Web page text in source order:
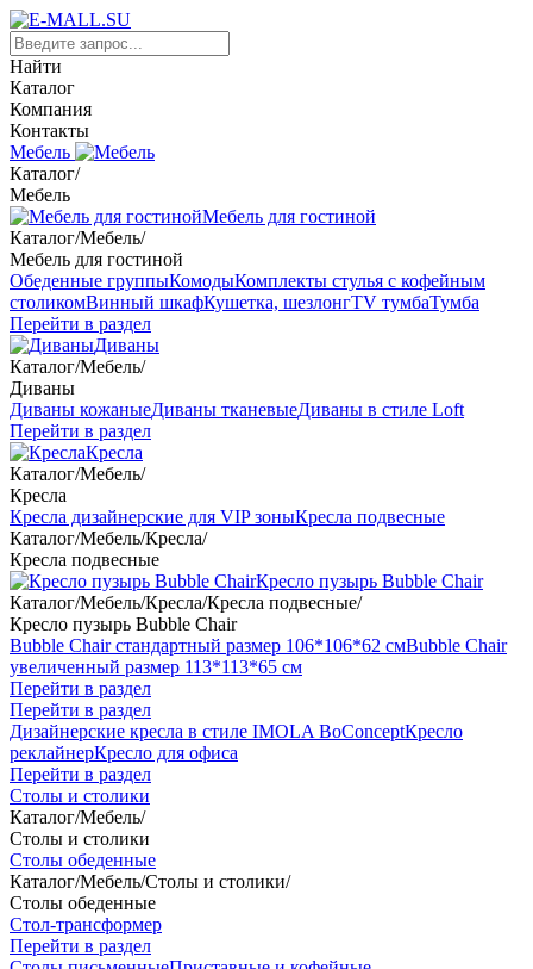
Найти
Каталог
Компания
Контакты
Мебель
Каталог/
Мебель
Мебель для гостиной
Каталог/Мебель/
Мебель для гостиной
Обеденные группыКомодыКомплекты стулья с кофейным
столикомВинный шкафКушетка, шезлонгTV тумбаТумба
Перейти в раздел
Диваны
Каталог/Мебель/
Диваны
Диваны кожаныеДиваны тканевыеДиваны в стиле Loft
Перейти в раздел
Кресла
Каталог/Мебель/
Кресла
Кресла дизайнерские для VIP зоныКресла подвесные
Каталог/Мебель/Кресла/
Кресла подвесные
Кресло пузырь Bubble Chair
Каталог/Мебель/Кресла/Кресла подвесные/
Кресло пузырь Bubble Chair
Bubble Chair стандартный размер 106*106*62 смBubble Chair
увеличенный размер 113*113*65 см
Перейти в раздел
Перейти в раздел
Дизайнерские кресла в стиле IMOLA BoConceptКресло
реклайнерКресло для офиса
Перейти в раздел
Столы и столики
Каталог/Мебель/
Столы и столики
Столы обеденные
Каталог/Мебель/Столы и столики/
Столы обеденные
Стол-трансформер
Перейти в раздел